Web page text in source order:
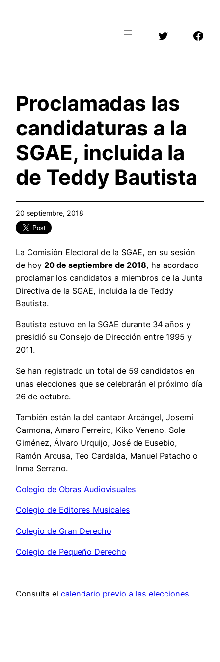
Twitter
Proclamadas las
candidaturas a la
SGAE, incluida la
de Teddy Bautista
20 septiembre, 2018
La Comisión Electoral de la SGAE, en su sesión
de hoy 20 de septiembre de 2018, ha acordado
proclamar los candidatos a miembros de la Junta
Directiva de la SGAE, incluida la de Teddy
Bautista.
Bautista estuvo en la SGAE durante 34 años y
presidió su Consejo de Dirección entre 1995 y
2011.
Se han registrado un total de 59 candidatos en
unas elecciones que se celebrarán el próximo día
26 de octubre.
También están la del cantaor Arcángel, Josemi
Carmona, Amaro Ferreiro, Kiko Veneno, Sole
Giménez, Álvaro Urquijo, José de Eusebio,
Ramón Arcusa, Teo Cardalda, Manuel Patacho o
Inma Serrano.
Colegio de Obras Audiovisuales
Colegio de Editores Musicales
Colegio de Gran Derecho
Colegio de Pequeño Derecho
Consulta el calendario previo a las elecciones